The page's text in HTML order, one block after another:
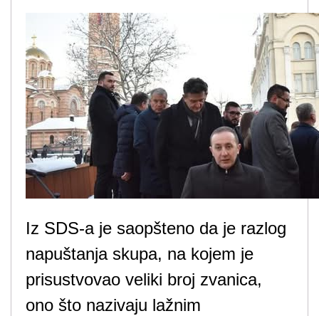
Iz SDS-a je saopšteno da je razlog
napuštanja skupa, na kojem je
prisustvovao veliki broj zvanica,
ono što nazivaju lažnim